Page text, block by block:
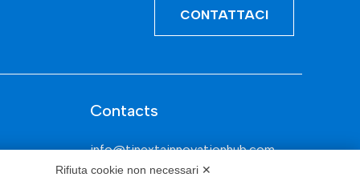
CONTATTACI
Contacts
info@tinextainnovationhub.com
Rifiuta cookie non necessari ✕